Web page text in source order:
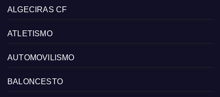
ALGECIRAS CF
ATLETISMO
AUTOMOVILISMO
BALONCESTO